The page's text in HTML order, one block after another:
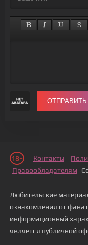
ОТПРАВИТЬ
18+ Контакты
Правообладателям
Любительские
ознакомления от
информационный
является публичной